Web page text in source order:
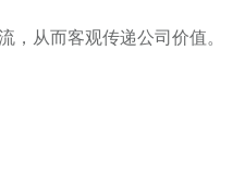
（中国）
，从而客观传递公司价值。